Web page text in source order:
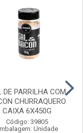
DE PARRILHA COM
CHURRAQUERO
CAIXA 6X450G
Código: 39805
Unidade